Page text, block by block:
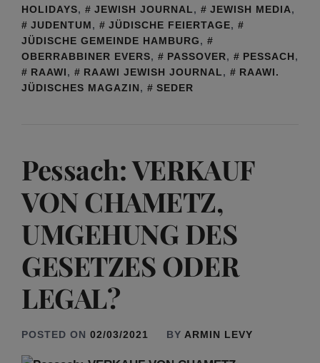
HOLIDAYS, JEWISH JOURNAL, JEWISH MEDIA,
JUDENTUM, JÜDISCHE FEIERTAGE,
JÜDISCHE GEMEINDE HAMBURG,
OBERRABBINER EVERS, PASSOVER, PESSACH,
RAAWI, RAAWI JEWISH JOURNAL,
RAAWI.
JÜDISCHES MAGAZIN, SEDER
Pessach: VERKAUF
VON CHAMETZ,
UMGEHUNG DES
GESETZES ODER
LEGAL?
POSTED ON 02/03/2021 BY ARMIN LEVY